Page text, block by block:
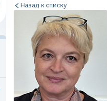
Назад к списку